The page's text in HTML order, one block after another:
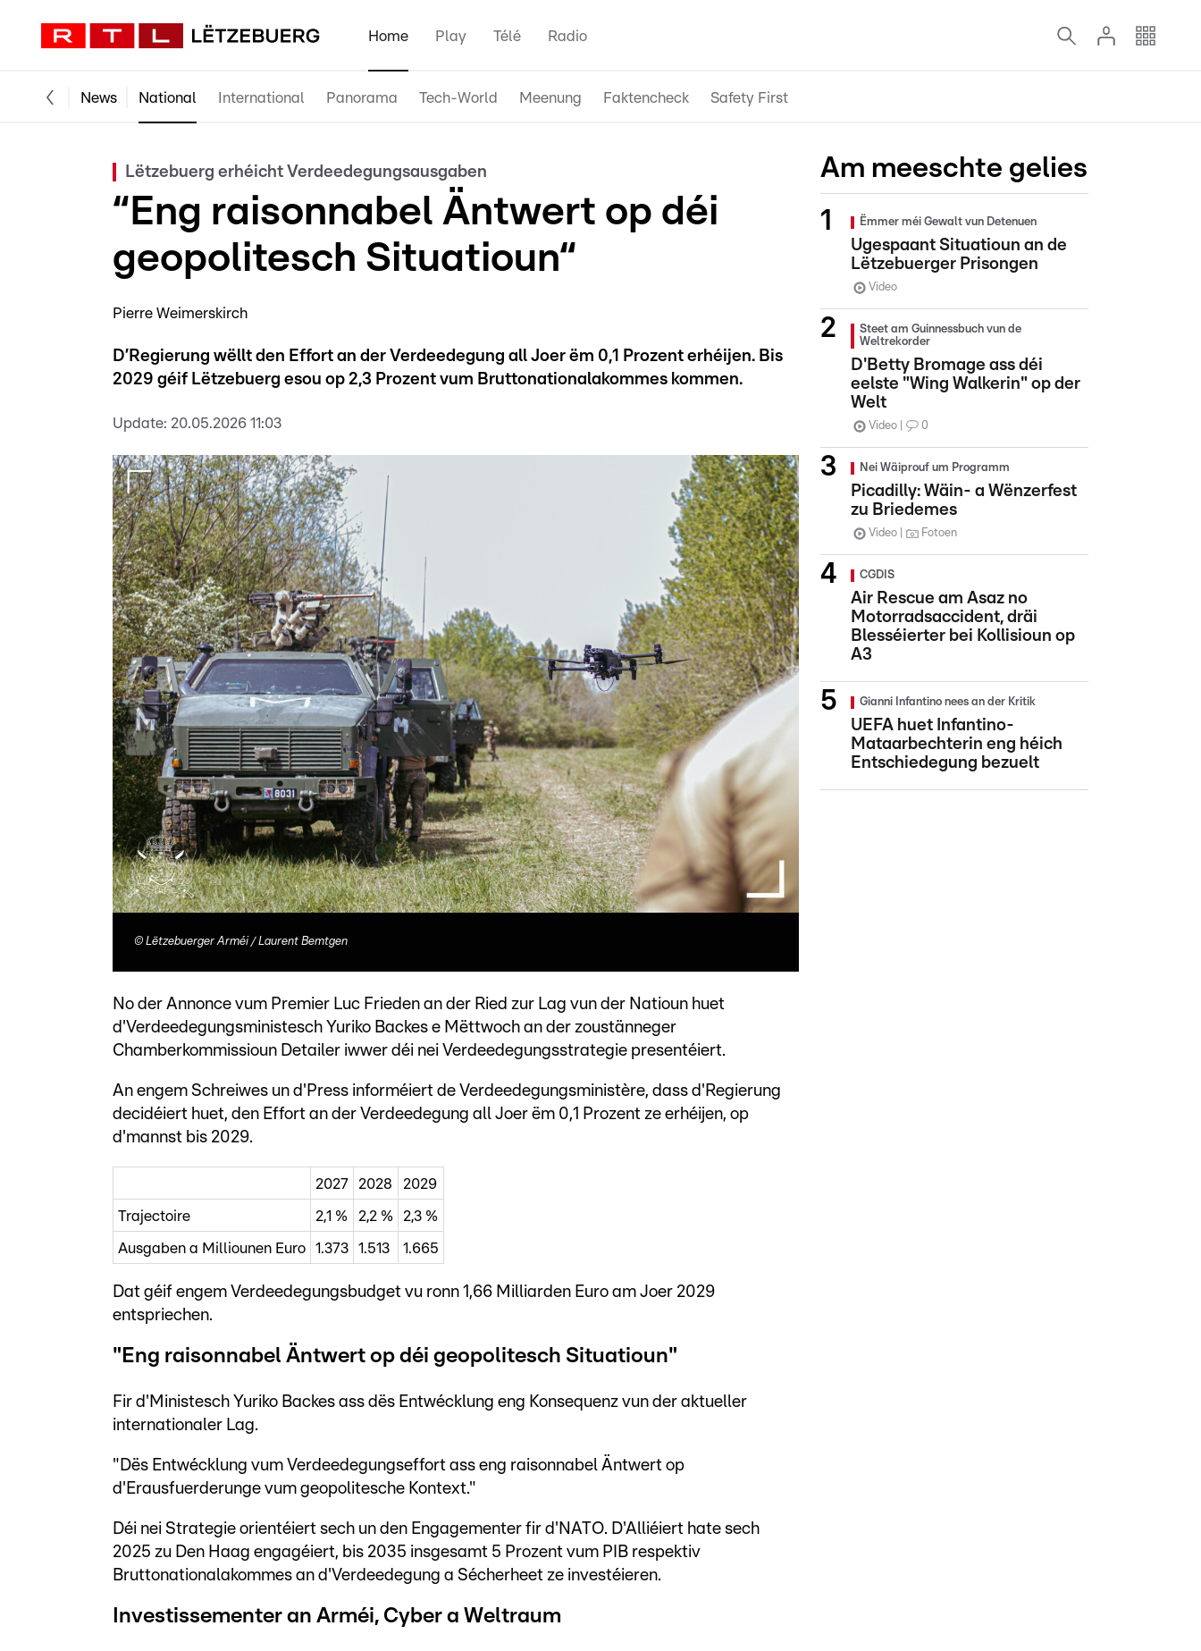
Home Play Télé Radio
News National International Panorama Tech-World Meenung Faktencheck Safety First
Lëtzebuerg erhéicht Verdeedegungsausgaben
“Eng raisonnabel Äntwert op déi
geopolitesch Situatioun“
Pierre Weimerskirch
D’Regierung wëllt den Effort an der Verdeedegung all Joer ëm 0,1 Prozent erhéijen. Bis
2029 géif Lëtzebuerg esou op 2,3 Prozent vum Bruttonationalakommes kommen.
Update: 20.05.2026 11:03
© Lëtzebuerger Arméi / Laurent Bemtgen
No der Annonce vum Premier Luc Frieden an der Ried zur Lag vun der Natioun huet
d'Verdeedegungsministesch Yuriko Backes e Mëttwoch an der zoustänneger
Chamberkommissioun Detailer iwwer déi nei Verdeedegungsstrategie presentéiert.
An engem Schreiwes un d'Press informéiert de Verdeedegungsministère, dass d'Regierung
decidéiert huet, den Effort an der Verdeedegung all Joer ëm 0,1 Prozent ze erhéijen, op
d'mannst bis 2029.
2027 2028 2029
Trajectoire 2,1 % 2,2 % 2,3 %
Ausgaben a Milliounen Euro 1.373 1.513 1.665
Dat géif engem Verdeedegungsbudget vu ronn 1,66 Milliarden Euro am Joer 2029
entspriechen.
"Eng raisonnabel Äntwert op déi geopolitesch Situatioun"
Fir d'Ministesch Yuriko Backes ass dës Entwécklung eng Konsequenz vun der aktueller
internationaler Lag.
"Dës Entwécklung vum Verdeedegungseffort ass eng raisonnabel Äntwert op
d'Erausfuerderunge vum geopolitesche Kontext."
Déi nei Strategie orientéiert sech un den Engagementer fir d'NATO. D'Alliéiert hate sech
2025 zu Den Haag engagéiert, bis 2035 insgesamt 5 Prozent vum PIB respektiv
Bruttonationalakommes an d'Verdeedegung a Sécherheet ze investéieren.
Investissementer an Arméi, Cyber a Weltraum
Am meeschte gelies
Ëmmer méi Gewalt vun Detenuen
Ugespaant Situatioun an de
Lëtzebuerger Prisongen
Video
Steet am Guinnessbuch vun de
Weltrekorder
D'Betty Bromage ass déi
eelste "Wing Walkerin" op der
Welt
Video 0
Nei Wäiprouf um Programm
Picadilly: Wäin- a Wënzerfest
zu Briedemes
Video Fotoen
CGDIS
Air Rescue am Asaz no
Motorradsaccident, dräi
Blesséierter bei Kollisioun op
A3
Gianni Infantino nees an der Kritik
UEFA huet Infantino-
Mataarbechterin eng héich
Entschiedegung bezuelt